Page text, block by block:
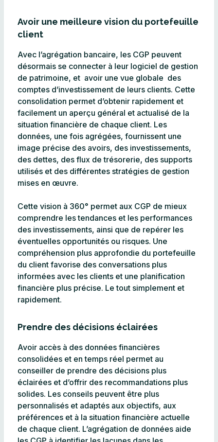
Avoir une meilleure vision du portefeuille
client
Avec l’agrégation bancaire, les CGP peuvent
désormais se connecter à leur logiciel de gestion
de patrimoine, et avoir une vue globale des
comptes d’investissement de leurs clients. Cette
consolidation permet d’obtenir rapidement et
facilement un aperçu général et actualisé de la
situation financière de chaque client. Les
données, une fois agrégées, fournissent une
image précise des avoirs, des investissements,
des dettes, des flux de trésorerie, des supports
utilisés et des différentes stratégies de gestion
mises en œuvre.
Cette vision à 360° permet aux CGP de mieux
comprendre les tendances et les performances
des investissements, ainsi que de repérer les
éventuelles opportunités ou risques. Une
compréhension plus approfondie du portefeuille
du client favorise des conversations plus
informées avec les clients et une planification
financière plus précise. Le tout simplement et
rapidement.
Prendre des décisions éclairées
Avoir accès à des données financières
consolidées et en temps réel permet au
conseiller de prendre des décisions plus
éclairées et d’offrir des recommandations plus
solides. Les conseils peuvent être plus
personnalisés et adaptés aux objectifs, aux
préférences et à la situation financière actuelle
de chaque client. L’agrégation de données aide